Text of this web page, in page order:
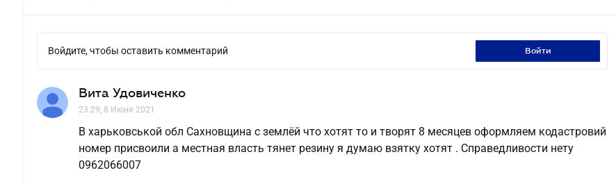
Войдите, чтобы оставить комментарий войти
Вита Удовиченко
23.29, 8 Июня 2021
В харьковськой обл Сахновщина с землёй что хотят то и творят 8 месяцев оформляем кодастровий
номер присвоили а местная власть тянет резину я думаю взятку хотят . Справедливости нету
0962066007